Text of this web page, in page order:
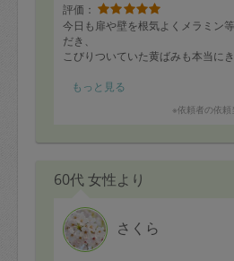
評価：
今日も扉や壁を根気よくメラミン
だき、
こびりついていた黄ばみも本当に
リビングがさらに気持ちのよい空
もっと見る
※依頼者の依頼
60代 女性より
さくら